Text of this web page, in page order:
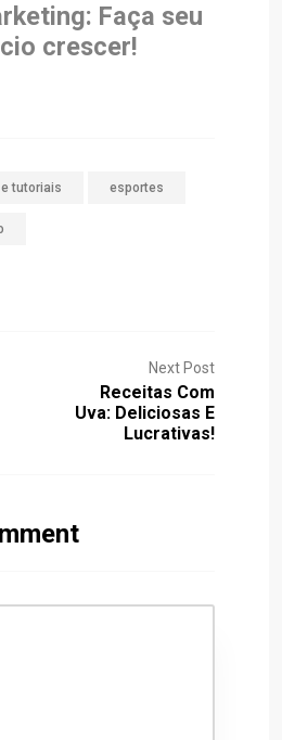
Faça seu
crescer!
tutoriais esportes
Next Post
Receitas Com
Uva: Deliciosas E
Lucrativas!